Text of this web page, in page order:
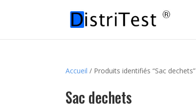
Accueil / Produits identifiés “Sac dechets”
Sac dechets